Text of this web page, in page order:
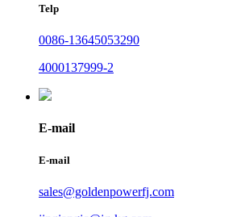
Telp
0086-13645053290
4000137999-2
E-mail
E-mail
sales@goldenpowerfj.com